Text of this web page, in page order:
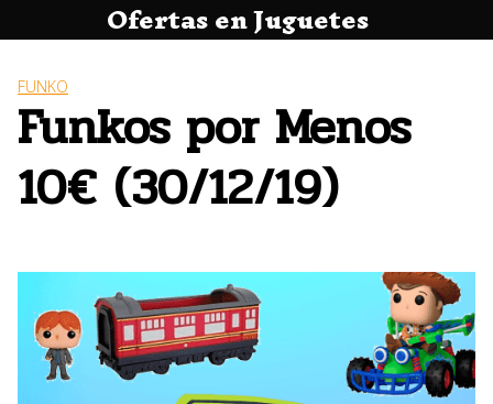
al
Ofertas en Juguetes
FUNKO
Funkos por Menos
10€ (30/12/19)